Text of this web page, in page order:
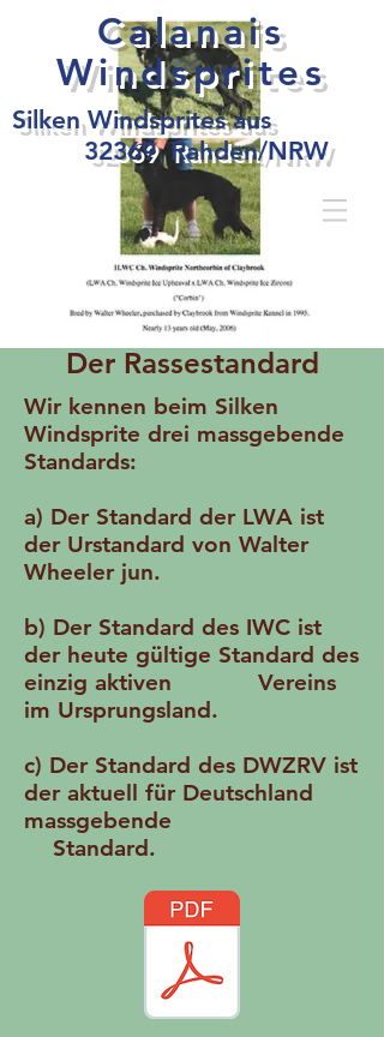
Calanais
Windsprites
Silken Windsprites aus
32369 Rahden/NRW
Der Rassestandard
Wir kennen beim Silken
Windsprite drei massgebende
Standards:
a) Der Standard der LWA ist
der Urstandard von Walter
Wheeler jun.
b) Der Standard des IWC ist
der heute gültige Standard des
einzig aktiven Vereins
im Ursprungsland.
c) Der Standard des DWZRV ist
der aktuell für Deutschland
massgebende
Standard.